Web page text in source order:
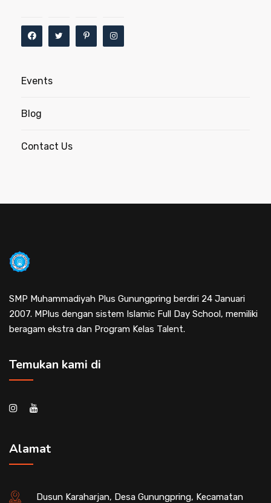
Events
Blog
Contact Us
SMP Muhammadiyah Plus Gunungpring berdiri 24 Januari
2007. MPlus dengan sistem Islamic Full Day School, memiliki
beragam ekstra dan Program Kelas Talent.
Temukan kami di
Alamat
Dusun Karaharjan, Desa Gunungpring, Kecamatan